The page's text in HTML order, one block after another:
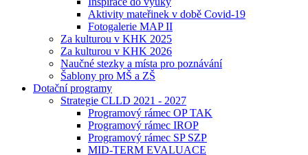
Aktivity mateřinek v době Covid-19
Fotogalerie MAP II
Za kulturou v KHK 2025
Za kulturou v KHK 2026
Naučné stezky a místa pro poznávání
Šablony pro MŠ a ZŠ
Dotační programy
Strategie CLLD 2021 - 2027
Programový rámec OP TAK
Programový rámec IROP
Programový rámec SP SZP
MID-TERM EVALUACE